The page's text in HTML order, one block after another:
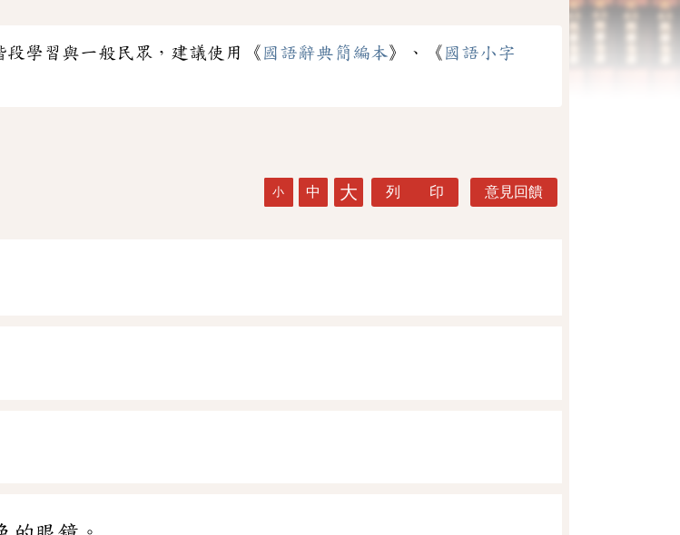
段學習與一般民眾，建議使用《 國語辭典簡編本》、《 國語小字
小 中 大 列 印 意見回饋